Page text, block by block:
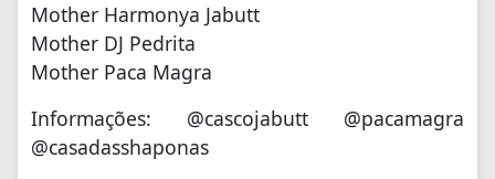
Mother Harmonya Jabutt
Mother DJ Pedrita
Mother Paca Magra
Informações: @cascojabutt @pacamagra
@casadasshaponas